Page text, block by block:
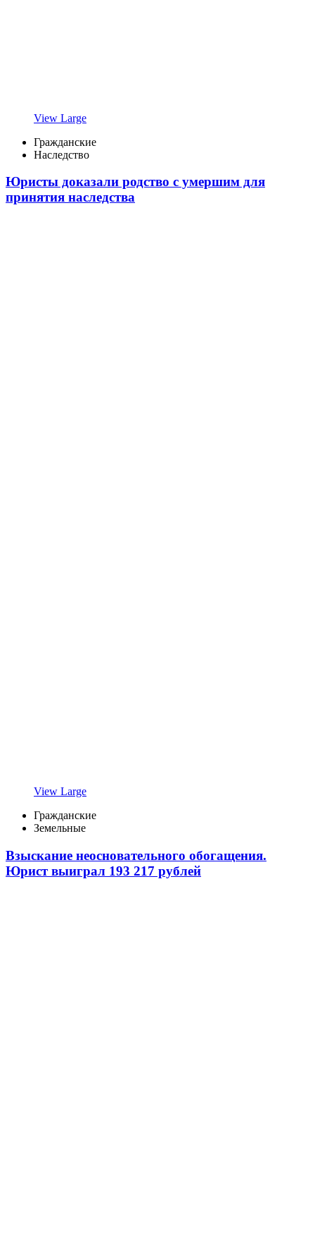
View Large
Гражданские
Наследство
Юристы доказали родство с умершим для
принятия наследства
View Large
Гражданские
Земельные
Взыскание неосновательного обогащения.
Юрист выиграл 193 217 рублей